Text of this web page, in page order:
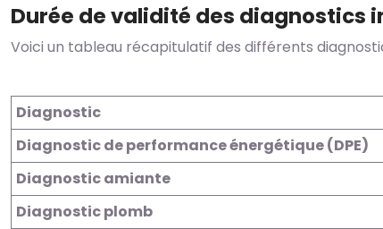
Durée de validité des diagnostics
Voici un tableau récapitulatif des différents
Diagnostic
Diagnostic de performance énergétique (DPE)
Diagnostic amiante
Diagnostic plomb